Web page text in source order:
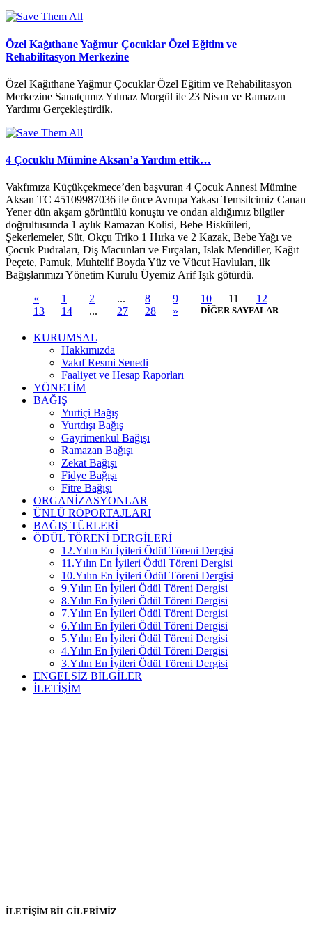
Özel Kağıthane Yağmur Çocuklar Özel Eğitim ve
Rehabilitasyon Merkezine
Özel Kağıthane Yağmur Çocuklar Özel Eğitim ve Rehabilitasyon
Merkezine Sanatçımız Yılmaz Morgül ile 23 Nisan ve Ramazan
Yardımı Gerçekleştirdik.
4 Çocuklu Mümine Aksan’a Yardım ettik…
Vakfımıza Küçükçekmece’den başvuran 4 Çocuk Annesi Mümine
Aksan TC 45109987036 ile önce Avrupa Yakası Temsilcimiz Canan
Yener dün akşam görüntülü konuştu ve ondan aldığımız bilgiler
doğrultusunda 1 aylık Ramazan Kolisi, Bebe Bisküileri,
Şekerlemeler, Süt, Okçu Triko 1 Hırka ve 2 Kazak, Bebe Yağı ve
Çocuk Pudraları, Diş Macunları ve Fırçaları, Islak Mendiller, Kağıt
Peçete, Pamuk, Muhtelif Boyda Yüz ve Vücut Havluları, ilk
Bağışlarımızı Yönetim Kurulu Üyemiz Arif Işık götürdü.
«
1 2 ... 8 9 10 11
12
13
14 ... 27 28 » DİĞER SAYFALAR
KURUMSAL
Hakkımızda
Vakıf Resmi Senedi
Faaliyet ve Hesap Raporları
YÖNETİM
BAĞIŞ
Yurtiçi Bağış
Yurtdışı Bağış
Gayrimenkul Bağışı
Ramazan Bağışı
Zekat Bağışı
Fidye Bağışı
Fitre Bağışı
ORGANİZASYONLAR
ÜNLÜ RÖPORTAJLARI
BAĞIŞ TÜRLERİ
ÖDÜL TÖRENİ DERGİLERİ
12.Yılın En İyileri Ödül Töreni Dergisi
11.Yılın En İyileri Ödül Töreni Dergisi
10.Yılın En İyileri Ödül Töreni Dergisi
9.Yılın En İyileri Ödül Töreni Dergisi
8.Yılın En İyileri Ödül Töreni Dergisi
7.Yılın En İyileri Ödül Töreni Dergisi
6.Yılın En İyileri Ödül Töreni Dergisi
5.Yılın En İyileri Ödül Töreni Dergisi
4.Yılın En İyileri Ödül Töreni Dergisi
3.Yılın En İyileri Ödül Töreni Dergisi
ENGELSİZ BİLGİLER
İLETİŞİM
İLETİŞİM BİLGİLERİMİZ